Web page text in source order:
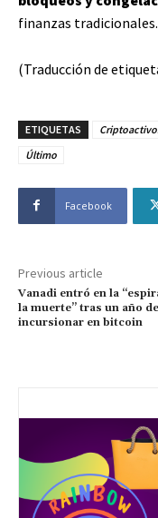
finanzas tradicionales.
(Traducción de
ETIQUETAS
Último
Facebook
Previous article
Vanadi entró en la
la muerte” tras un año de
incursionar en bitcoin